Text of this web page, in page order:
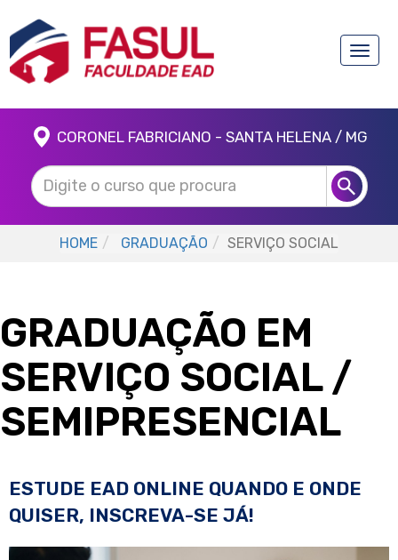
Toggle
CORONEL FABRICIANO - SANTA HELENA / MG
HOME GRADUAÇÃO SERVIÇO SOCIAL
GRADUAÇÃO EM
SERVIÇO SOCIAL /
SEMIPRESENCIAL
ESTUDE EAD ONLINE QUANDO E ONDE
QUISER, INSCREVA-SE JÁ!